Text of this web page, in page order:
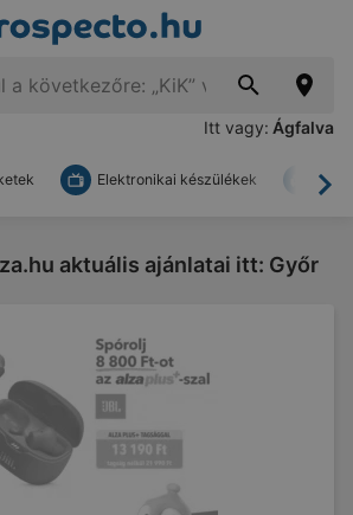
Itt vagy: Ágfalva
Elektronikai készülékek
aktuális ajánlatai itt: Győr